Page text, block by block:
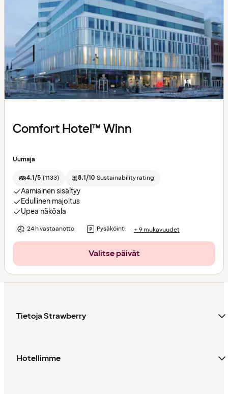
Comfort Hotel™ Winn
Uumaja
4.1/5 (1133) 8.1/10 Sustainability rating
Aamiainen sisältyy
Edullinen majoitus
Upea näköala
24 h vastaanotto Pysäköinti + 9 mukavuudet
Valitse päivät
Tietoja Strawberry
Hotellimme